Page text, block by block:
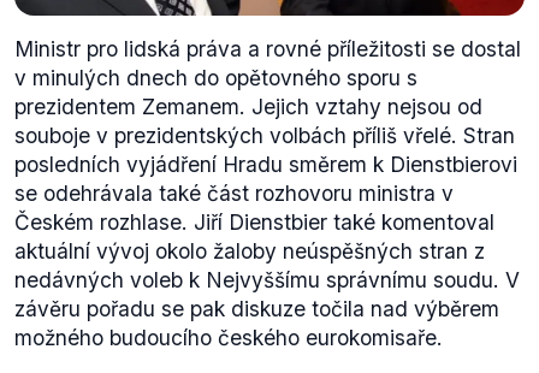
Ministr pro lidská práva a rovné příležitosti se dostal
v minulých dnech do opětovného sporu s
prezidentem Zemanem. Jejich vztahy nejsou od
souboje v prezidentských volbách příliš vřelé. Stran
posledních vyjádření Hradu směrem k Dienstbierovi
se odehrávala také část rozhovoru ministra v
Českém rozhlase. Jiří Dienstbier také komentoval
aktuální vývoj okolo žaloby neúspěšných stran z
nedávných voleb k Nejvyššímu správnímu soudu. V
závěru pořadu se pak diskuze točila nad výběrem
možného budoucího českého eurokomisaře.